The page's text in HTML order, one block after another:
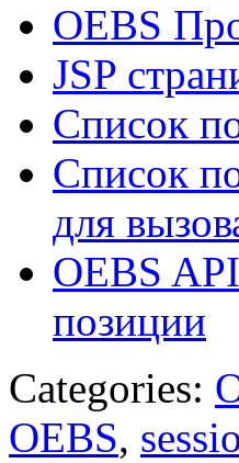
OEBS
JSP
Список
Список
для
OEBS
позиции
Categories:
OEBS,